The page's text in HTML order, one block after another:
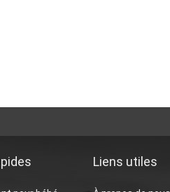
Liens utiles